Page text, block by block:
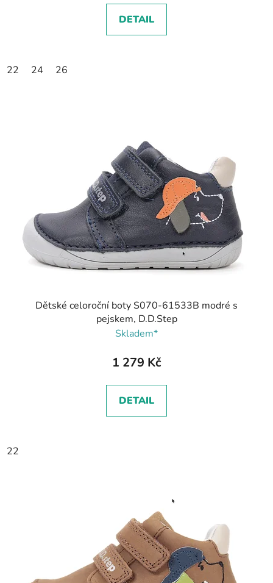
DETAIL
22 24 26
Dětské celoroční boty S070-61533B modré s
pejskem, D.D.Step
Skladem*
1 279 Kč
DETAIL
22